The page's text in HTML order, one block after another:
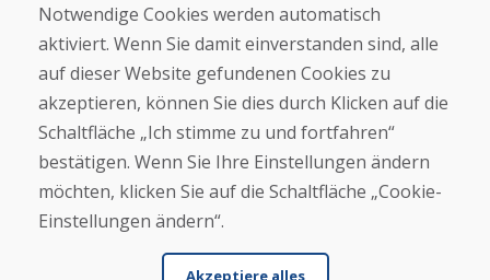
E-Shop
Geschäftsbedingungen
Zahlung
Beschwerde
Rückgabe und Umtausch von Waren
Cookies
Notwendige Cookies werden automatisch
aktiviert. Wenn Sie damit einverstanden sind, alle
auf dieser Website gefundenen Cookies zu
akzeptieren, können Sie dies durch Klicken auf die
Schaltfläche „Ich stimme zu und fortfahren“
bestätigen. Wenn Sie Ihre Einstellungen ändern
möchten, klicken Sie auf die Schaltfläche „Cookie-
Einstellungen ändern“.
Akzeptiere alles